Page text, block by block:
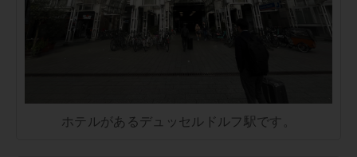
ホテルがあるデュッセルドルフ駅です。